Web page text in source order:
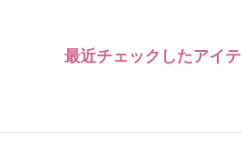
最近チェックしたアイ